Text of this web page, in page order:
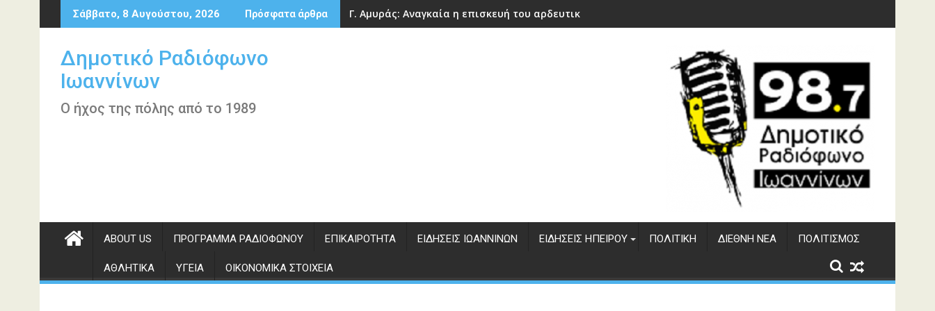
Περάστε
στο
Σάββατο, 8 Αυγούστου, 2026 Πρόσφατα άρθρα Γ. Αμυράς: Αναγκαία η επισκευή του αρδευτικού φράγματος Αώου
Δημοτικό Ραδιόφωνο
Ιωαννίνων
Ο ήχος της πόλης από το 1989
ABOUT US ΠΡΌΓΡΑΜΜΑ ΡΑΔΙΟΦΏΝΟΥ ΕΠΙΚΑΙΡΌΤΗΤΑ ΕΙΔΉΣΕΙΣ ΙΩΑΝΝΊΝΩΝ ΕΙΔΉΣΕΙΣ ΗΠΕΊΡΟΥ ΠΟΛΙΤΙΚΉ ΔΙΕΘΝΉ ΝΈΑ ΠΟΛΙΤΙΣΜΌΣ
ΑΘΛΗΤΙΚΆ ΥΓΕΊΑ ΟΙΚΟΝΟΜΙΚΆ ΣΤΟΙΧΕΊΑ